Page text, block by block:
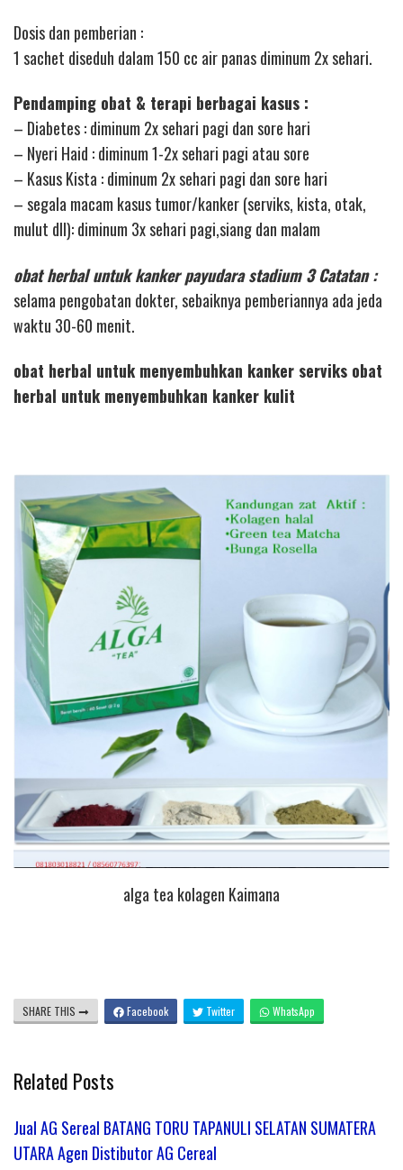
Dosis dan pemberian :
1 sachet diseduh dalam 150 cc air panas diminum 2x sehari.
Pendamping obat & terapi berbagai kasus :
– Diabetes : diminum 2x sehari pagi dan sore hari
– Nyeri Haid : diminum 1-2x sehari pagi atau sore
– Kasus Kista : diminum 2x sehari pagi dan sore hari
– segala macam kasus tumor/kanker (serviks, kista, otak,
mulut dll): diminum 3x sehari pagi,siang dan malam
obat herbal untuk kanker payudara stadium 3 Catatan :
selama pengobatan dokter, sebaiknya pemberiannya ada jeda
waktu 30-60 menit.
obat herbal untuk menyembuhkan kanker serviks obat
herbal untuk menyembuhkan kanker kulit
alga tea kolagen Kaimana
SHARE THIS Facebook Twitter WhatsApp
Related Posts
Jual AG Sereal BATANG TORU TAPANULI SELATAN SUMATERA
UTARA Agen Distibutor AG Cereal